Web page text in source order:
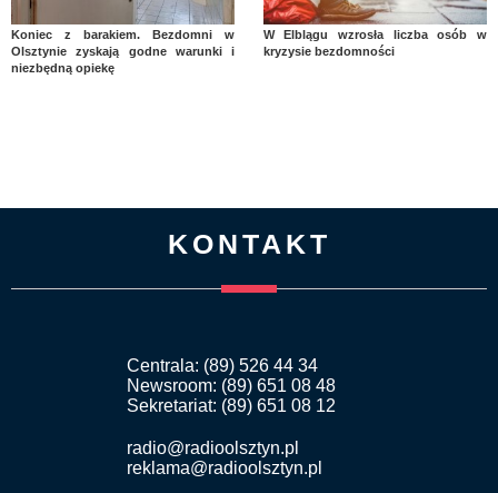
Koniec z barakiem. Bezdomni w
Olsztynie zyskają godne warunki i
niezbędną opiekę
W Elblągu wzrosła liczba osób w
kryzysie bezdomności
KONTAKT
Centrala: (89) 526 44 34
Newsroom: (89) 651 08 48
Sekretariat: (89) 651 08 12
radio@radioolsztyn.pl
reklama@radioolsztyn.pl